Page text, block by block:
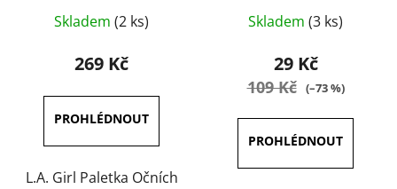
hodnocení
produktu
3,8
z
5
hvězdiček.
Skladem (2 ks)
269 Kč
L.A. Girl Paletka Očních
tužce 3,2 g
hodnocení
produktu
je
5
hvězdiček.
Skladem (3 ks)
29 Kč
109 Kč (–73 %)